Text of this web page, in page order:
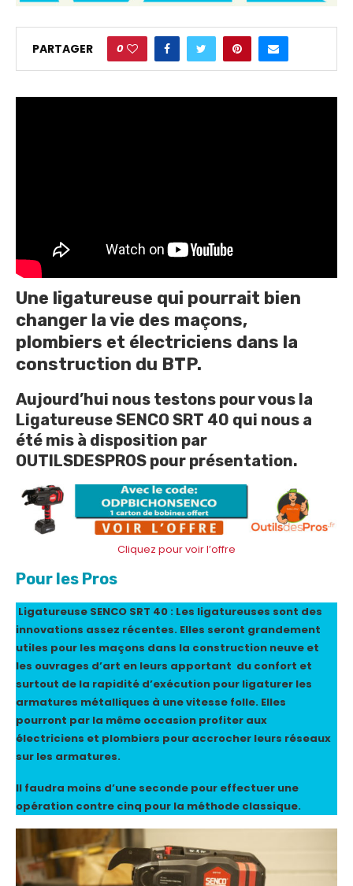
PARTAGER 0
Une ligatureuse qui pourrait bien
changer la vie des maçons,
plombiers et électriciens dans la
construction du BTP.
Aujourd’hui nous testons pour vous la
Ligatureuse SENCO SRT 40 qui nous a
été mis à disposition par
OUTILSDESPROS pour présentation.
Cliquez pour voir l’offre
Pour les Pros
Ligatureuse SENCO SRT 40 : Les ligatureuses sont des
innovations assez récentes. Elles seront grandement
utiles pour les maçons dans la construction neuve et
les ouvrages d’art en leurs apportant du confort et
surtout de la rapidité d’exécution pour ligaturer les
armatures métalliques à une vitesse folle. Elles
pourront par la même occasion profiter aux
électriciens et plombiers pour accrocher leurs réseaux
sur les armatures.
Il faudra moins d’une seconde pour effectuer une
opération contre cinq pour la méthode classique.